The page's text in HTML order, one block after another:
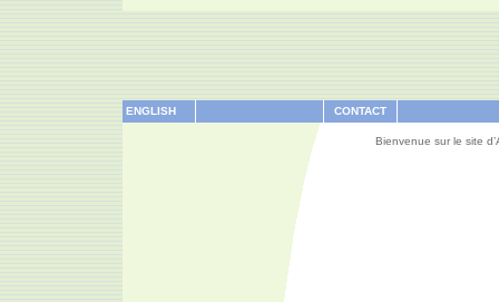
ENGLISH CONTACT
Bienvenue sur le site